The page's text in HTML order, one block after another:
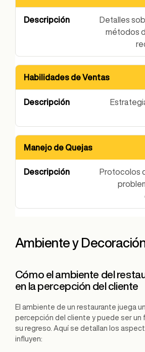
Detalles
métodos
Habilidades de Ventas
Manejo de Quejas
Protocolos
Ambiente y
Cómo el ambiente del
en la percepción del cliente
El ambiente de un restaurante juega
percepción del cliente y puede ser un
su regreso. Aquí se detallan los
influyen: